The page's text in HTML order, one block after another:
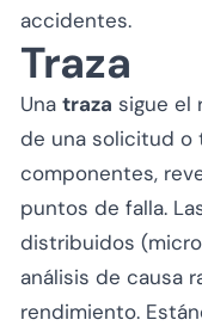
accidentes.
Traza
Una traza sigue el
de una solicitud o
componentes,
puntos de falla.
distribuidos
análisis de causa
rendimiento.